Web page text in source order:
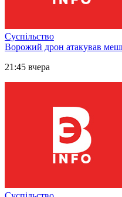
Суспільство
Ворожий дрон атакував
21:45 вчера